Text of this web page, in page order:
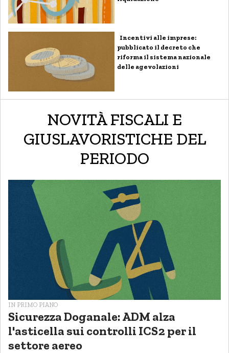
Incentivi alle imprese:
pubblicato il decreto che
riforma il sistema nazionale
delle agevolazioni
NOVITÀ FISCALI E
GIUSLAVORISTICHE DEL
PERIODO
IN PRIMO PIANO
Sicurezza Doganale: ADM alza
l'asticella sui controlli ICS2 per il
settore aereo